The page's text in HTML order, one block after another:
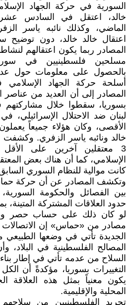
السورية في حركة الجهاد
خالد، اعتقل في السادس
الماضي، وكذلك نائبه ياسر
اعتقال خالد خالد، دون توضيح
المصادر ربما يكون اعتقالهم
مسلحين فلسطينيين في
بالحصول على معلومات حول
أسلحة حركة الجهاد
المصادر إلى أن العديد من عناصر
بسوريا، سقطوا خلال مشاركتهم
لبنان ضد الاحتلال الإسرائيلي،
الأقصى، وكان هؤلاء جميعاً
خالد ونائبه ياسر الزفري.
3 معتقلين آخرين على
الإسلامي، كما أن هناك بعض
كانت موالية للنظام السوري
وتكشف المصادر عن أن حركة
بين الفصائل والحكومة
حدود العلاقات المشتركة المتينة،
لو كان ذلك على حساب حصر
مصادر من «حماس» إن الاتصالات
الجديدة تأتي في وضعها
المصالح الفلسطينية في البلاد،
السلاح من عدمه تأتي في إطار
التغييرات بسوريا، مؤكدةً أن
يكون معنياً بمثل هذه العلاقة
المحلية والإقليمية.
تجريد الفلسطينيين من